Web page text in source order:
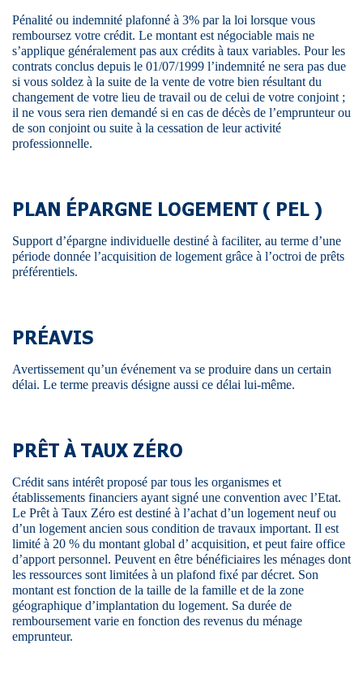
Pénalité ou indemnité plafonné à 3% par la loi lorsque vous
remboursez votre crédit. Le montant est négociable mais ne
s’applique généralement pas aux crédits à taux variables. Pour les
contrats conclus depuis le 01/07/1999 l’indemnité ne sera pas due
si vous soldez à la suite de la vente de votre bien résultant du
changement de votre lieu de travail ou de celui de votre conjoint ;
il ne vous sera rien demandé si en cas de décès de l’emprunteur ou
de son conjoint ou suite à la cessation de leur activité
professionnelle.
PLAN ÉPARGNE LOGEMENT ( PEL )
Support d’épargne individuelle destiné à faciliter, au terme d’une
période donnée l’acquisition de logement grâce à l’octroi de prêts
préférentiels.
PRÉAVIS
Avertissement qu’un événement va se produire dans un certain
délai. Le terme preavis désigne aussi ce délai lui-même.
PRÊT À TAUX ZÉRO
Crédit sans intérêt proposé par tous les organismes et
établissements financiers ayant signé une convention avec l’Etat.
Le Prêt à Taux Zéro est destiné à l’achat d’un logement neuf ou
d’un logement ancien sous condition de travaux important. Il est
limité à 20 % du montant global d’ acquisition, et peut faire office
d’apport personnel. Peuvent en être bénéficiaires les ménages dont
les ressources sont limitées à un plafond fixé par décret. Son
montant est fonction de la taille de la famille et de la zone
géographique d’implantation du logement. Sa durée de
remboursement varie en fonction des revenus du ménage
emprunteur.